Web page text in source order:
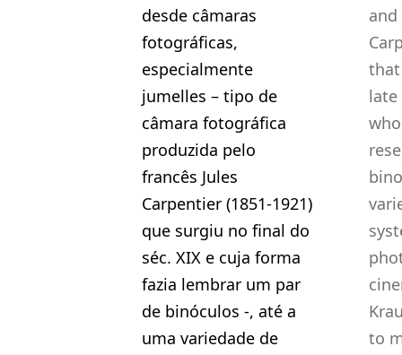
desde câmaras
fotográficas,
especialmente
jumelles – tipo de
câmara fotográfica
produzida pelo
francês Jules
Carpentier (1851-1921)
que surgiu no final do
séc. XIX e cuja forma
fazia lembrar um par
de binóculos -, até a
uma variedade de
and
late
to